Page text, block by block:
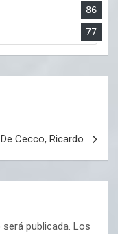
86
77
De Cecco, Ricardo
publicada. Los